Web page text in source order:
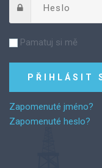
Pamatuj si mě
Zapomenuté jméno?
Zapomenuté heslo?